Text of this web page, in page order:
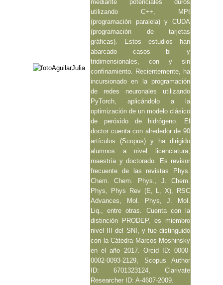
mediante potenciales duros
utilizando C++, MPI
(programación paralela) y CUDA
(programación de tarjetas
gráficas). Estos estudios han
abarcado casos bi y
tridimensionales, con y sin
confinamiento. Recientemente, ha
incursionado en la programación
de redes neuronales utilizando
PyTorch, aplicándolo a la
optimización de un modelo clásico
de peróxido de hidrógeno. El
doctor cuenta con alrededor de 90
artículos (Scopus) y ha dirigido
alumnos a nivel licenciatura,
maestría y doctorado. Es revisor
frecuente de las revistas Phys.
Chem. Chem. Phys., J. Chem.
Phys, Phys Rev (E, L, X), RSC
Advances, Mol. Phys, J. Mol.
Liq., entre otras. Cuenta con la
distinción PRODEP, es miembro
nivel III del SNI, y fue distinguido
con la Cátedra Marcos Moshinsky
en el año 2017. Orcid ID: 0000-
0002-0093-2129, Scopus Author
ID: 6701323124, Clarivate
Researcher ID: A-4607-2009.